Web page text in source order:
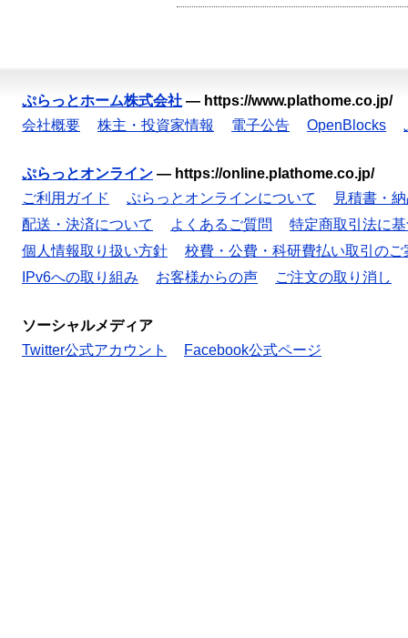
ぷらっとホーム株式会社 — https://www.plathome.co.jp/
会社概要
株主・投資家情報 電子公告 OpenBlocks
ぷらっとオンライン — https://online.plathome.co.jp/
ご利用ガイド
ぷらっとオンラインについて
見積書・
配送・決済について
よくあるご質問
特定商取引法に
個人情報取り扱い方針
校費・公費・科研費払い取引のご
IPv6への取り組み
お客様からの声 ご注文の取り消し
ソーシャルメディア
Twitter公式アカウント
Facebook公式ページ